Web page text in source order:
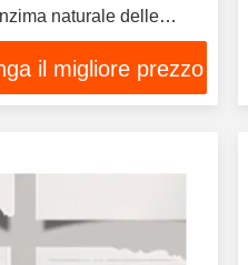
naturale delle
il migliore prezzo